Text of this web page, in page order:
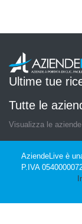
Ultime tue
Tutte le
Visualizza le
AziendeLive è
P.IVA